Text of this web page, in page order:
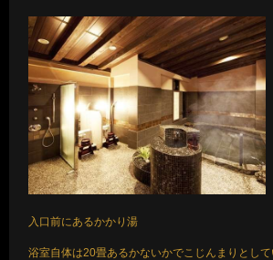
入口前にあるかかり湯
浴室自体は20畳あるかないかでこじんまりとして